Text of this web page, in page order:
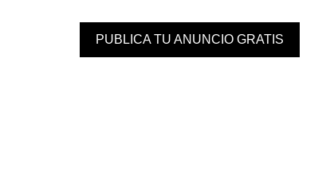
PUBLICA TU ANUNCIO GRATIS